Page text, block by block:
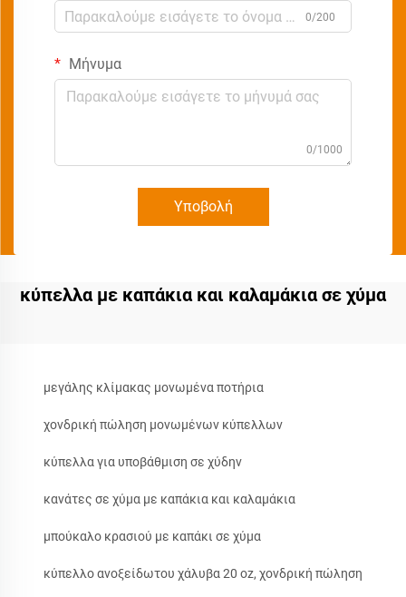
0/200
Μήνυμα
0/1000
Υποβολή
κύπελλα με καπάκια και καλαμάκια σε χύμα
μεγάλης κλίμακας μονωμένα ποτήρια
χονδρική πώληση μονωμένων κύπελλων
κύπελλα για υποβάθμιση σε χύδην
κανάτες σε χύμα με καπάκια και καλαμάκια
μπούκαλο κρασιού με καπάκι σε χύμα
κύπελλο ανοξείδωτου χάλυβα 20 oz, χονδρική πώληση